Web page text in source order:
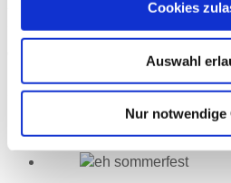
Cookies
Auswahl
Nur notwendige
Aber jetzt genug der vielen
Wir freuen uns jetzt schon auf
Sommerfest 2023